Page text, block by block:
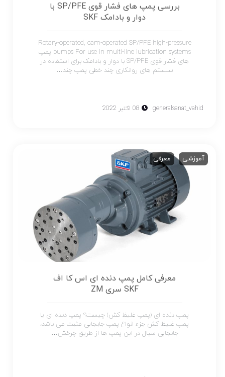
بررسی پمپ های فشار قوی SP/PFE با
دوار و بادامک SKF
Rotary-operated, cam-operated SP/PFE high-pressure
pumps For use in multi-line lubrication systems پمپ
های فشار قوی SP/PFE با دوار و بادامک برای استفاده در
سیستم های روانکاری چند خطی پمپ چند…
generalsanat_vahid 08 اکتبر 2022
آموزشی معرفی
معرفی کامل پمپ دنده ای اس کا اف
SKF سری ZM
پمپ دنده ای (پمپ غلیظ کش) چیست؟ پمپ دنده ای یا
پمپ غلیظ کش جزء انواع پمپ جابجایی مثبت می باشد،
جابجایی سیال در این پمپ ها از طریق چرخش…